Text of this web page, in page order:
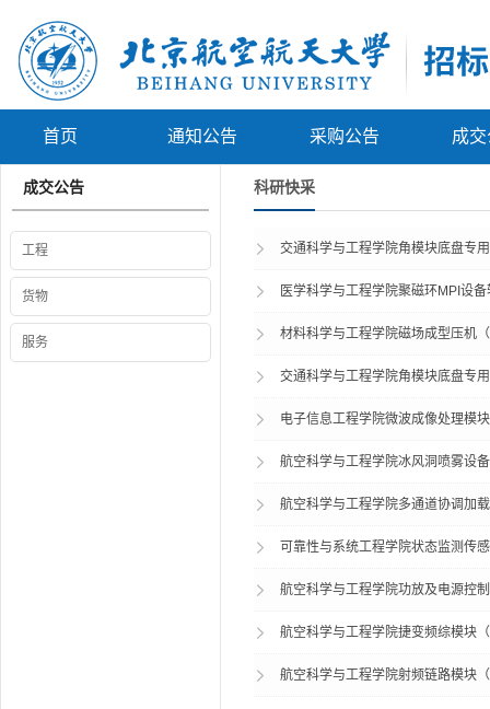
首页 通知公告 采购公告 成
成交公告
工程
货物
服务
科研快采
交通科学与工程学院角模块底盘专
医学科学与工程学院聚磁环MPI设
材料科学与工程学院磁场成型压机
交通科学与工程学院角模块底盘专
电子信息工程学院微波成像处理模
航空科学与工程学院冰风洞喷雾设
航空科学与工程学院多通道协调加
可靠性与系统工程学院状态监测传
航空科学与工程学院功放及电源控
航空科学与工程学院捷变频综模块
航空科学与工程学院射频链路模块